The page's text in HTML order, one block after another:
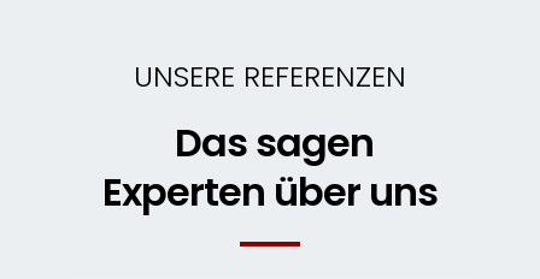
UNSERE REFERENZEN
Das sagen
Experten über uns